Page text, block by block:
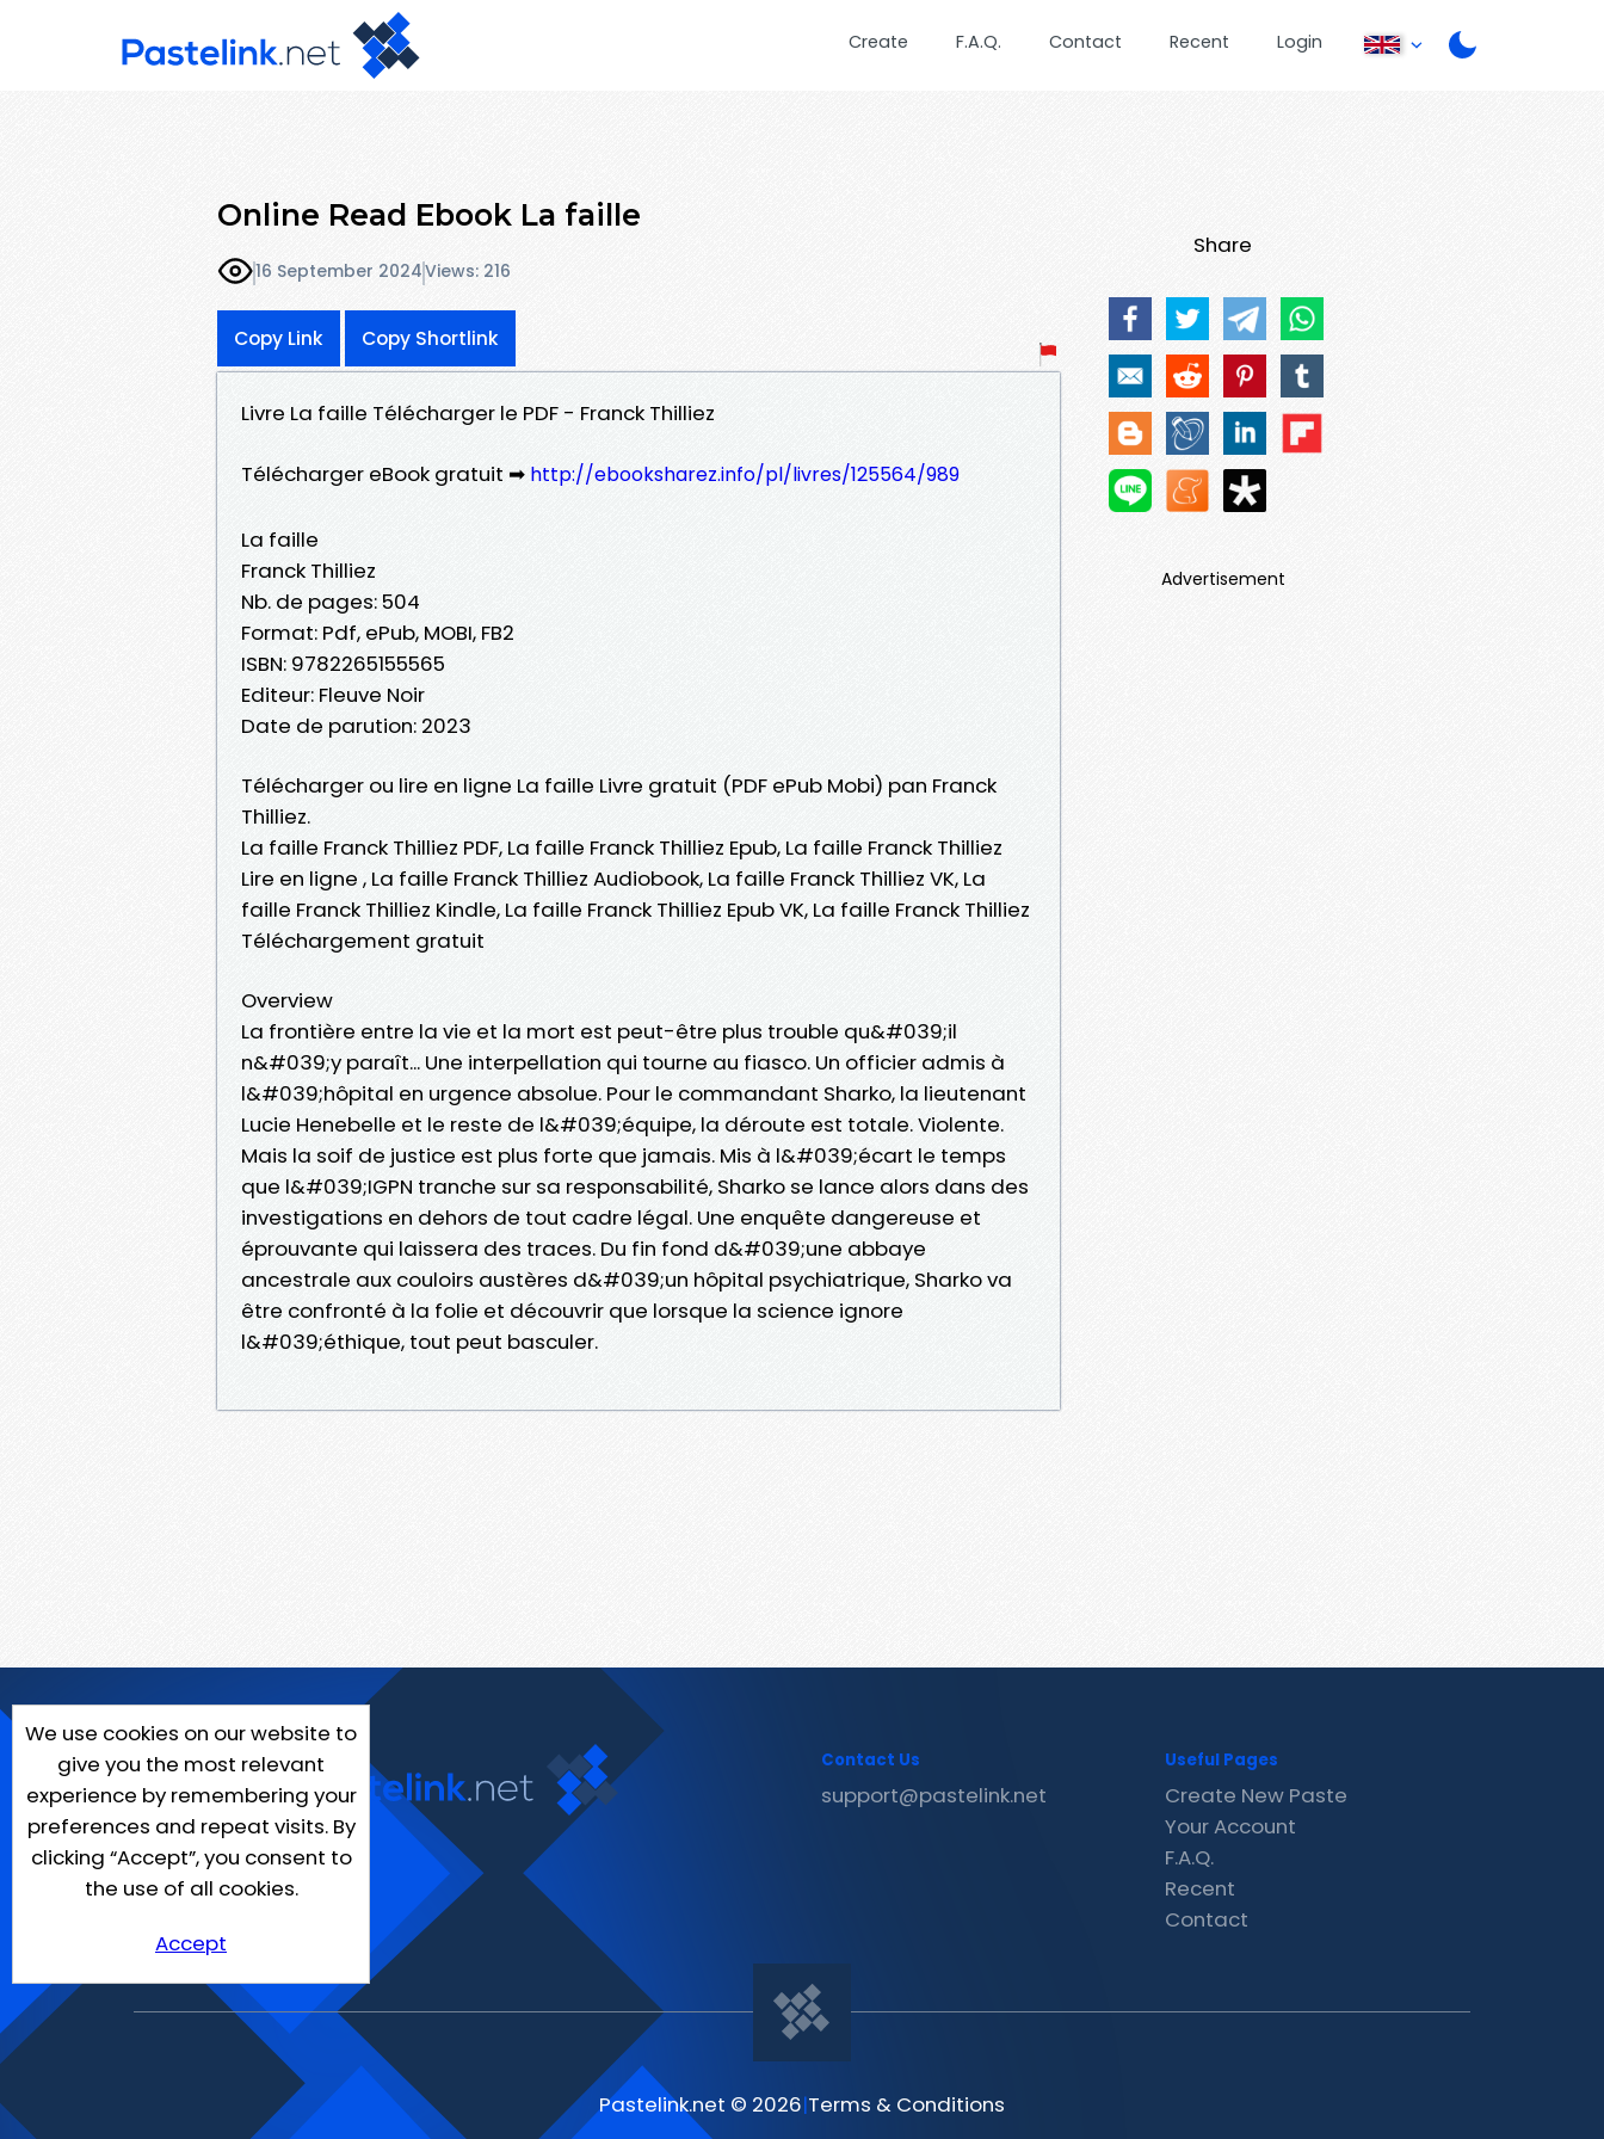
Create F.A.Q. Contact Recent Login
Online Read Ebook La faille
16 September 2024Views: 216
Copy Link Copy Shortlink
Livre La faille Télécharger le PDF - Franck Thilliez
Télécharger eBook gratuit ➡ http://ebooksharez.info/pl/livres/125564/989
La faille
Franck Thilliez
Nb. de pages: 504
Format: Pdf, ePub, MOBI, FB2
ISBN: 9782265155565
Editeur: Fleuve Noir
Date de parution: 2023
Télécharger ou lire en ligne La faille Livre gratuit (PDF ePub Mobi) pan Franck
Thilliez.
La faille Franck Thilliez PDF, La faille Franck Thilliez Epub, La faille Franck Thilliez
Lire en ligne , La faille Franck Thilliez Audiobook, La faille Franck Thilliez VK, La
faille Franck Thilliez Kindle, La faille Franck Thilliez Epub VK, La faille Franck Thilliez
Téléchargement gratuit
Overview
La frontière entre la vie et la mort est peut-être plus trouble qu&#039;il
n&#039;y paraît... Une interpellation qui tourne au fiasco. Un officier admis à
l&#039;hôpital en urgence absolue. Pour le commandant Sharko, la lieutenant
Lucie Henebelle et le reste de l&#039;équipe, la déroute est totale. Violente.
Mais la soif de justice est plus forte que jamais. Mis à l&#039;écart le temps
que l&#039;IGPN tranche sur sa responsabilité, Sharko se lance alors dans des
investigations en dehors de tout cadre légal. Une enquête dangereuse et
éprouvante qui laissera des traces. Du fin fond d&#039;une abbaye
ancestrale aux couloirs austères d&#039;un hôpital psychiatrique, Sharko va
être confronté à la folie et découvrir que lorsque la science ignore
l&#039;éthique, tout peut basculer.
Share
Advertisement
We use cookies on our website to
give you the most relevant
experience by remembering your
preferences and repeat visits. By
clicking “Accept”, you consent to
the use of all cookies.
Accept
Contact Us
support@pastelink.net
Useful Pages
Create New Paste
Your Account
F.A.Q.
Recent
Contact
Pastelink.net © 2026|Terms & Conditions